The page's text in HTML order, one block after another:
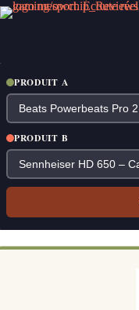
Passer
au
PRODUIT A
PRODUIT B